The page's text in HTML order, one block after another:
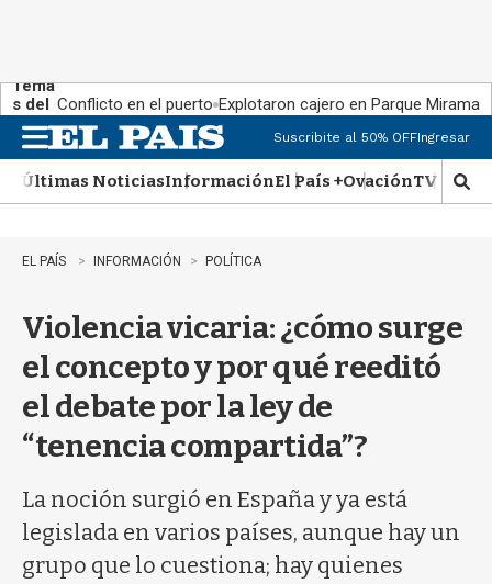
Tema
s del
día:
Conflicto en el puerto Explotaron cajero en Parque Miramar
n
u
Suscribite al 50% OFFIngresar
Últimas NoticiasInformaciónEl País +OvaciónTV Show
M
o
r
b
EL PAÍS INFORMACIÓN POLÍTICA
Violencia vicaria: ¿cómo surge
el concepto y por qué reeditó
el debate por la ley de
“tenencia compartida”?
La noción surgió en España y ya está
legislada en varios países, aunque hay un
grupo que lo cuestiona; hay quienes